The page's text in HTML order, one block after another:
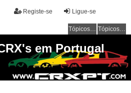
Ligue-se
Registe-se
Tópicos sem resposta Tópicos ativos
em Portugal